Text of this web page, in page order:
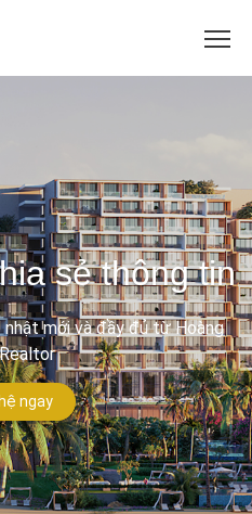
sẻ thông tin
mới và đầy đủ từ Hoàng
ngay